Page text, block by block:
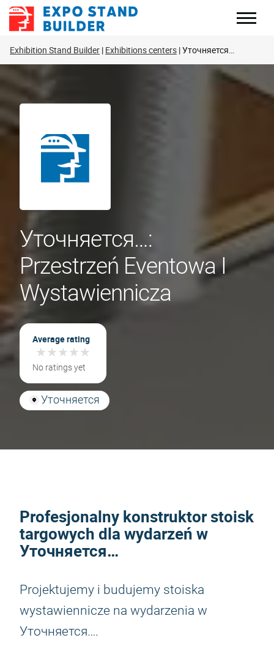
Skip
Exhibition Stand Builder Exhibitions centers Уточняется…
Уточняется…:
Przestrzeń Eventowa I
Wystawiennicza
Average rating
★★★★★
★★★★★
No ratings yet
Уточняется
Profesjonalny konstruktor stoisk
targowych dla wydarzeń w
Уточняется…
Projektujemy i budujemy stoiska
wystawiennicze na wydarzenia w
Уточняется….